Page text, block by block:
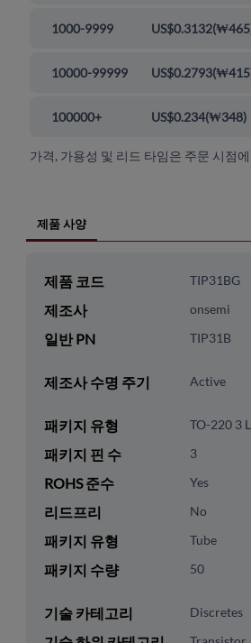
1000-9999 US$0.3132(₩465
10000-99999 US$0.2793(₩415
100000+ US$0.234(₩348)
가격, 가용성 및 리드 타임은 주문 시점
제품 사양
제품 코드 TIP31BG
제조사 onsemi
일반 PN TIP31B
제조사 수명 주기 Active
패키지 유형 TO-220 3
패키지 핀 수 3
ROHS 준수 Yes
리드프리 No
패키지 유형 Tube
패키지 수량 50
기술 카테고리 Discretes